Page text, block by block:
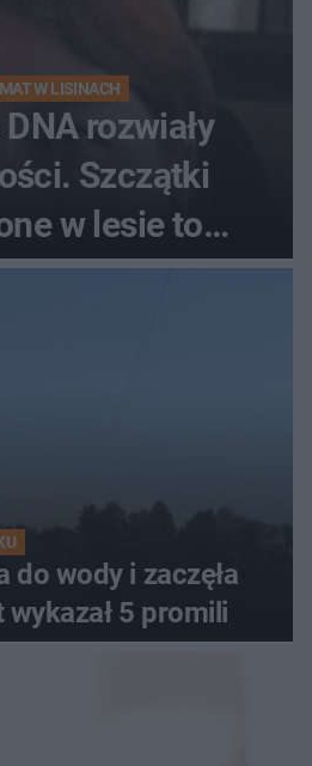
W LISINACH
rozwiały
Szczątki
w lesie to
Zielińska
do wody i zaczęła
5 promili